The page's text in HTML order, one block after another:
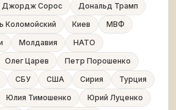
Джордж Сорос
Дональд Трамп
Коломойский Киев
МВФ
Молдавия
НАТО
Олег Царев
Петр Порошенко
СБУ США Сирия
Турция
Юлия Тимошенко
Юрий Луценко